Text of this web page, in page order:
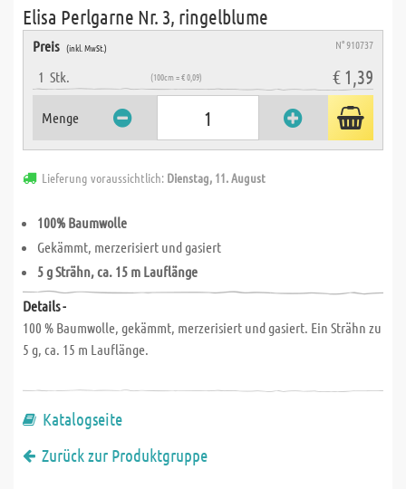
Elisa Perlgarne Nr. 3, ringelblume
Preis (inkl. MwSt.) N° 910737
1 Stk. (100cm = € 0,09) € 1,39
Menge
Lieferung voraussichtlich: Dienstag, 11. August
100% Baumwolle
Gekämmt, merzerisiert und gasiert
5 g Strähn, ca. 15 m Lauflänge
Details -
100 % Baumwolle, gekämmt, merzerisiert und gasiert. Ein Strähn zu
5 g, ca. 15 m Lauflänge.
Katalogseite
Zurück zur Produktgruppe